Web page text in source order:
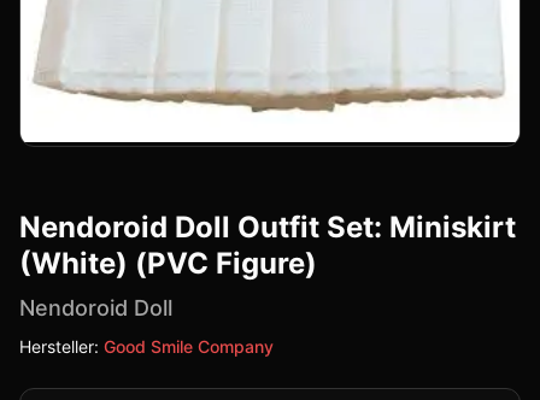
Nendoroid Doll Outfit Set: Miniskirt
(White) (PVC Figure)
Nendoroid Doll
Hersteller: Good Smile Company